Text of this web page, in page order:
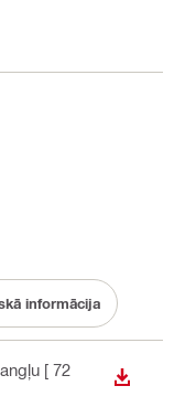
informācija
, angļu [ 72